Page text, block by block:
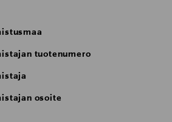
tuotenumero
osoite